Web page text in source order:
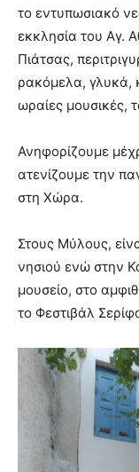
το εντυπωσιακό
εκκλησία του Αγ.
Πιάτσας,
ρακόμελα, γλυκά,
ωραίες μουσικές,
Ανηφορίζουμε
ατενίζουμε την
στη Χώρα.
Στους Μύλους,
νησιού ενώ στην
μουσείο, στο
το Φεστιβάλ